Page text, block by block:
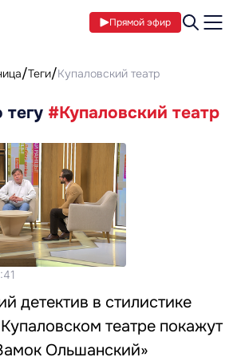
Прямой эфир
Теги Купаловский театр
тегу #Купаловский театр
детектив в стилистике
театре покажут
Ольшанский»